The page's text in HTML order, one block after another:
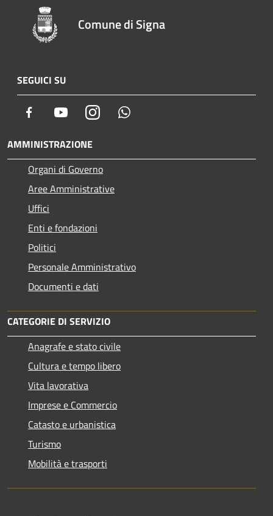
Comune di Signa
SEGUICI SU
Facebook YoutubeInstagram
AMMINISTRAZIONE
Organi di Governo
Aree Amministrative
Uffici
Enti e fondazioni
Politici
Personale Amministrativo
Documenti e dati
CATEGORIE DI SERVIZIO
Anagrafe e stato civile
Cultura e tempo libero
Vita lavorativa
Imprese e Commercio
Catasto e urbanistica
Turismo
Mobilità e trasporti